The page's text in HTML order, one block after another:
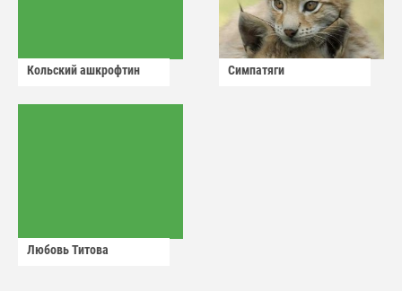
Кольский ашкрофтин Симпатяги
Любовь Титова